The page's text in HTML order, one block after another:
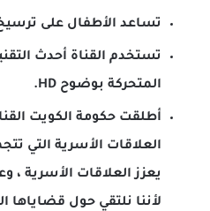
تساعد الأطفال على
تستخدم القناة أحدث
المتحركة بوضوح HD.
أطلقت حكومة الكويت
العلاقات الأسرية التي
يعزز العلاقات الأسرية ،
لأننا نلتقي حول قضاياها